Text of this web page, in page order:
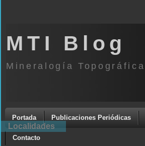
MTI Blog
Mineralogía
Portada Publicaciones Periódicas
Contacto
Localidades